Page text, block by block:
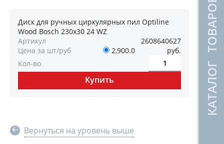
КАТАЛОГ ТОВАРОВ
Диск для ручных циркулярных пил Optiline
Wood Bosch 230х30 24 WZ
Артикул
2608640627
Цена за шт/руб
2,900.0
руб.
Кол-во
Вернуться на уровень выше